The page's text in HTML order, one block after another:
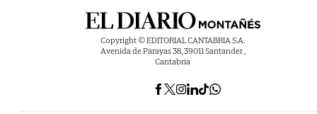
Copyright © EDITORIAL CANTABRIA S.A.
Avenida de Parayas 38, 39011 Santander ,
Cantabria